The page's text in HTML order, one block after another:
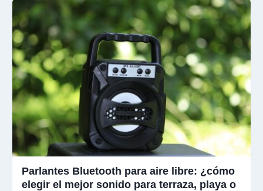
Parlantes Bluetooth para aire libre: ¿cómo
elegir el mejor sonido para terraza, playa o